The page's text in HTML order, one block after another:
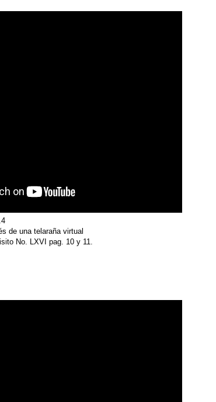
de una telaraña virtual
No. LXVI pag. 10 y 11.